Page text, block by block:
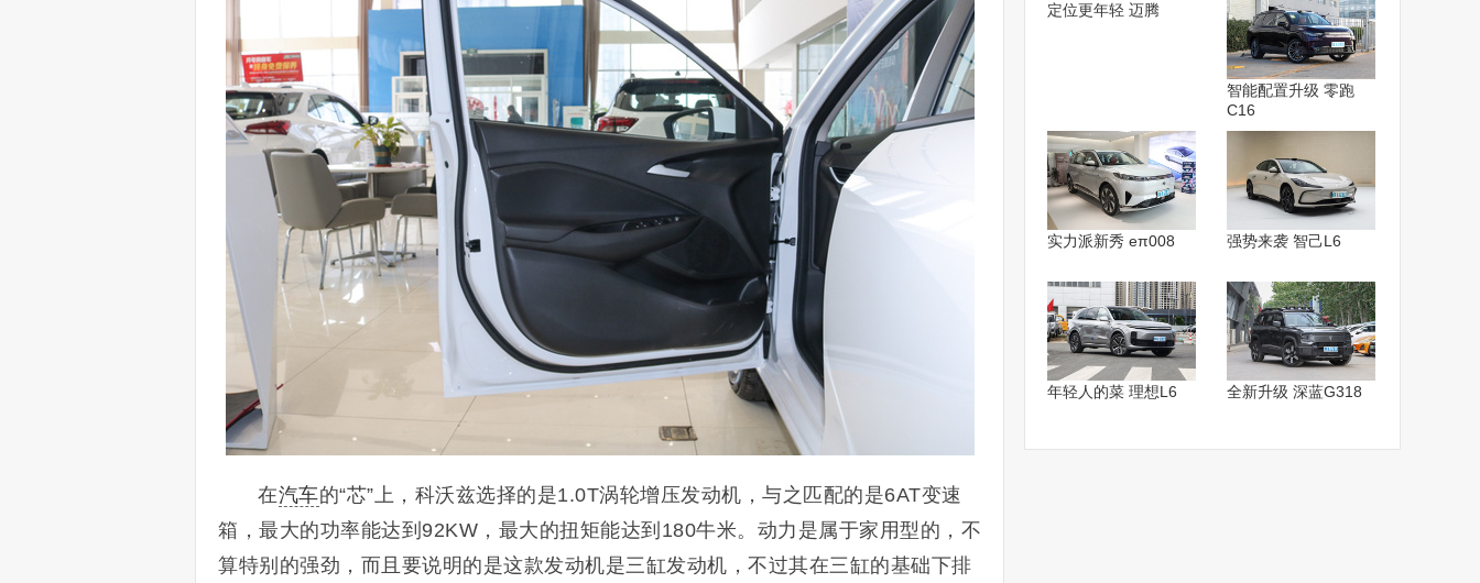
在汽车的“芯”上，科沃兹选择的是1.0T涡轮增压发动机，与之匹配的是6AT变速
箱，最大的功率能达到92KW，最大的扭矩能达到180牛米。动力是属于家用型的，不
算特别的强劲，而且要说明的是这款发动机是三缸发动机，不过其在三缸的基础下排
定位更年轻 迈腾
智能配置升级 零跑
C16
实力派新秀 eπ008 强势来袭 智己L6
年轻人的菜 理想L6 全新升级 深蓝G318